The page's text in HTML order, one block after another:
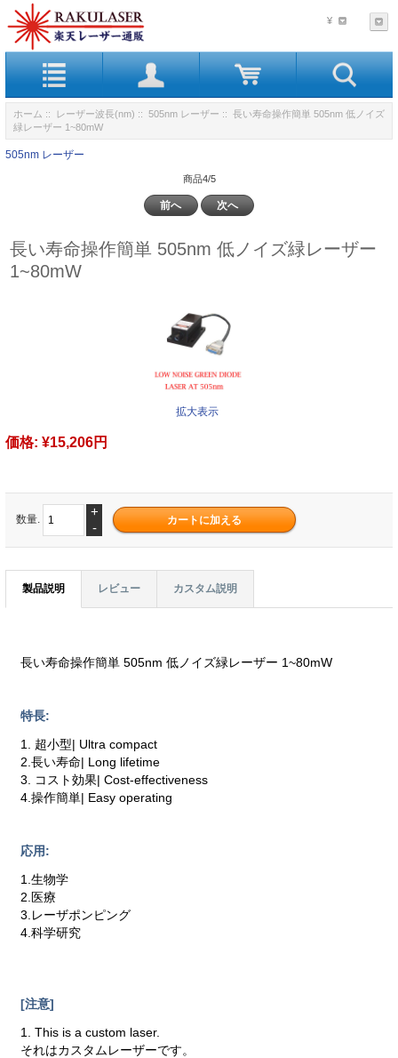
¥
ホーム :: レーザー波長(nm) :: 505nm レーザー :: 長い寿命操作簡単 505nm 低ノイズ
緑レーザー 1~80mW
505nm レーザー
商品4/5
前へ 次へ
長い寿命操作簡単 505nm 低ノイズ緑レーザー
1~80mW
拡大表示
価格: ¥15,206円
数量.
+
-
製品説明 レビュー カスタム説明
長い寿命操作簡単 505nm 低ノイズ緑レーザー 1~80mW
特長:
1. 超小型| Ultra compact
2.長い寿命| Long lifetime
3. コスト効果| Cost-effectiveness
4.操作簡単| Easy operating
応用:
1.生物学
2.医療
3.レーザポンピング
4.科学研究
[注意]
1. This is a custom laser.
それはカスタムレーザーです。